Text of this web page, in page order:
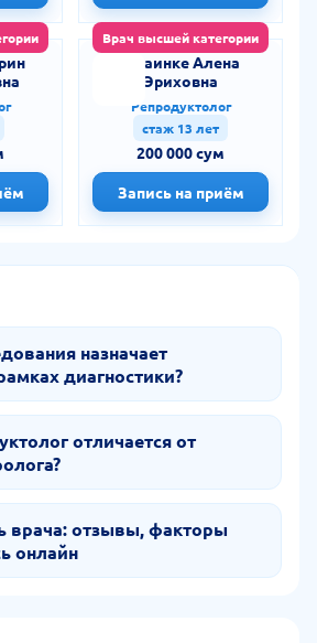
Врач высшей категории
Штаинке Алена
Эриховна
Репродуктолог
стаж 13 лет
200 000 сум
Запись на приём
назначает
диагностики?
отличается от
врача: отзывы, факторы
онлайн